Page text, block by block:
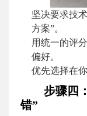
坚决要求技
方案”。
用统一的评
偏好。
优先选择在
步骤四
错”